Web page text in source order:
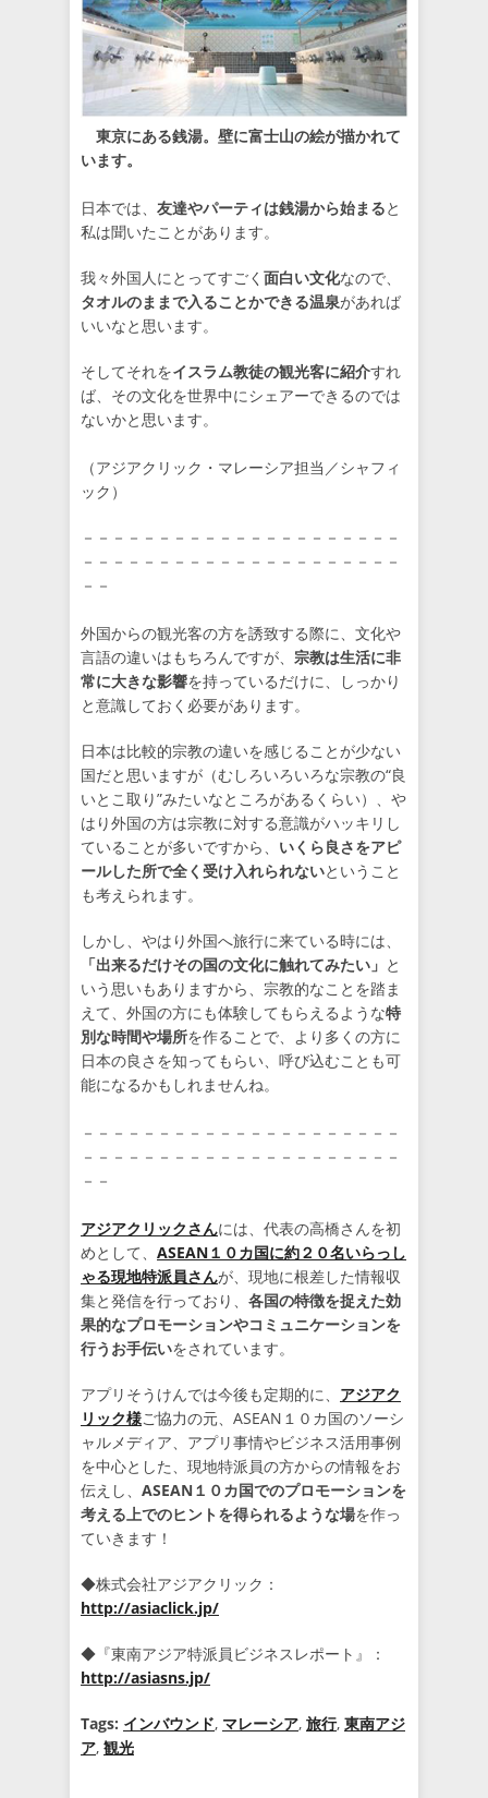
東京にある銭湯。壁に富士山の絵が描かれて
います。
日本では、 友達やパーティは銭湯から始まると
私は聞いたことがあります。
我々外国人にとってすごく 面白い文化なので、
タオルのままで入ることかできる温泉があれば
いいなと思います。
そしてそれをイスラム教徒の観光客に紹介すれ
ば、その文化を世界中にシェアーできるのでは
ないかと思います。
（アジアクリック・マレーシア担当／シャフィ
ック）
－－－－－－－－－－－－－－－－－－－－－
－－－－－－－－－－－－－－－－－－－－－
－－
外国からの観光客の方を誘致する際に、文化や
言語の違いはもちろんですが、 宗教は生活に非
常に大きな影響を持っているだけに、しっかり
と意識しておく必要があります。
日本は比較的宗教の違いを感じることが少ない
国だと思いますが（むしろいろいろな宗教の“良
いとこ取り”みたいなところがあるくらい）、や
はり外国の方は宗教に対する意識がハッキリし
ていることが多いですから、 いくら良さをアピ
ールした所で全く受け入れられないということ
も考えられます。
しかし、やはり外国へ旅行に来ている時には、
「出来るだけその国の文化に触れてみたい」 と
いう思いもありますから、宗教的なことを踏ま
えて、外国の方にも体験してもらえるような特
別な時間や場所を作ることで、より多くの方に
日本の良さを知ってもらい、呼び込むことも可
能になるかもしれませんね。
－－－－－－－－－－－－－－－－－－－－－
－－－－－－－－－－－－－－－－－－－－－
－－
アジアクリックさんには、代表の高橋さんを初
めとして、 ASEAN１０カ国に約２０名いらっし
ゃる現地特派員さんが、現地に根差した情報収
集と発信を行っており、 各国の特徴を捉えた効
果的なプロモーションやコミュニケーションを
行うお手伝いをされています。
アプリそうけんでは今後も定期的に、 アジアク
リック様ご協力の元、ASEAN１０カ国のソーシ
ャルメディア、アプリ事情やビジネス活用事例
を中心とした、現地特派員の方からの情報をお
伝えし、 ASEAN１０カ国でのプロモーションを
考える上でのヒントを得られるような場を作っ
ていきます！
◆株式会社アジアクリック：
http://asiaclick.jp/
◆『東南アジア特派員ビジネスレポート』：
http://asiasns.jp/
Tags: インバウンド, マレーシア, 旅行, 東南アジ
ア, 観光